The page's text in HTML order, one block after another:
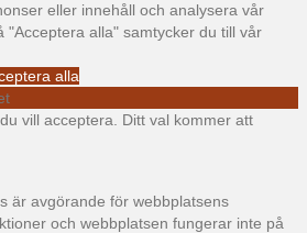
eller innehåll och analysera vår
"Acceptera alla" samtycker du till vår
alla
vill acceptera. Ditt val kommer att
är avgörande för webbplatsens
och webbplatsen fungerar inte på